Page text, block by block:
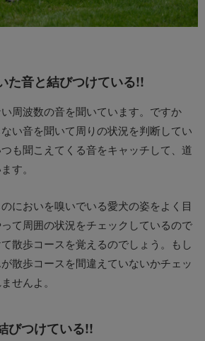
た音と結びつけている!!
周波数の音を聞いています。ですか
い音を聞いて周りの状況を判断してい
も聞こえてくる音をキャッチして、道
す。
においを嗅いでいる愛犬の姿をよく目
て周囲の状況をチェックしているので
散歩コースを覚えるのでしょう。もし
散歩コースを間違えていないかチェッ
せんよ。
びつけている!!